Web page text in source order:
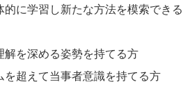
的に学習し新たな方法を模索できる
解を深める姿勢を持てる方
を超えて当事者意識を持てる方